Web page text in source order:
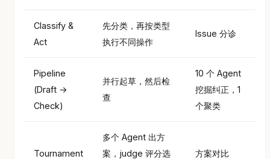
Classify &
Act
先分类，再按类型
执行不同操作
Issue 分诊
Pipeline
(Draft →
Check)
并行起草，然后检
查
10 个 Agent
挖掘纠正，1
个聚类
Tournament
多个 Agent 出方
案，judge 评分选
方案对比